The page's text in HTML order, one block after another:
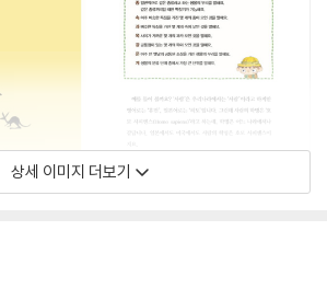
상세 이미지 더보기